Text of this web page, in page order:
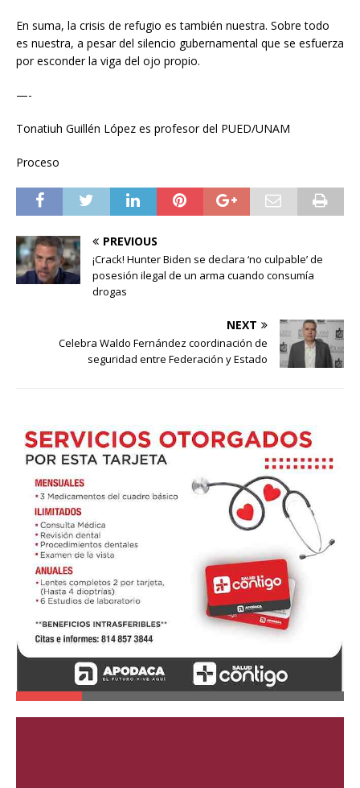
En suma, la crisis de refugio es también nuestra. Sobre todo
es nuestra, a pesar del silencio gubernamental que se esfuerza
por esconder la viga del ojo propio.
—-
Tonatiuh Guillén López es profesor del PUED/UNAM
Proceso
PREVIOUS
¡Crack! Hunter Biden se declara ‘no culpable’ de
posesión ilegal de un arma cuando consumía
drogas
NEXT
Celebra Waldo Fernández coordinación de
seguridad entre Federación y Estado